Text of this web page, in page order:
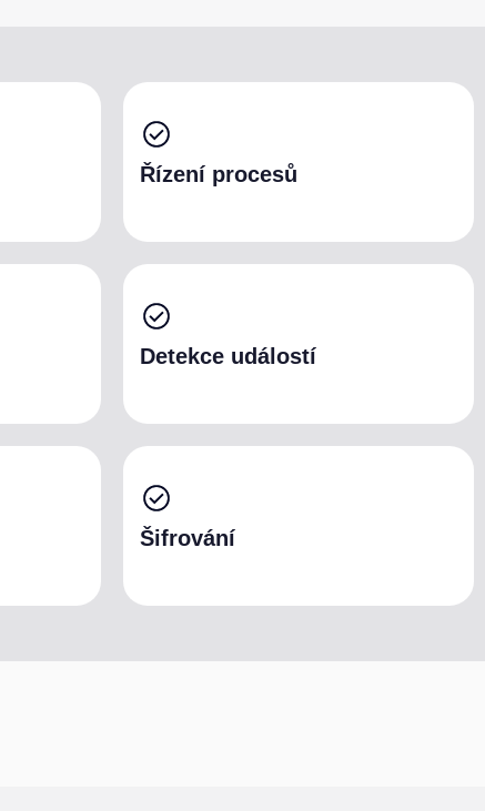
Řízení procesů
Detekce událostí
Šifrování